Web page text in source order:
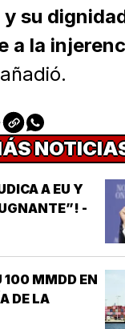
su
a la
añadió.
A EU Y
-
100 MMDD EN
DE LA